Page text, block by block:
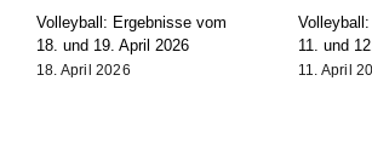
Volleyball: Ergebnisse vom
18. und 19. April 2026
18. April 2026
11. und
11. April